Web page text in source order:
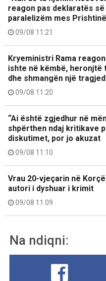
reagon pas deklaratës
paralelizëm mes
09/08 11:21
Kryeministri Rama
ishte në këmbë, heronjtë
dhe shmangën një
09/08 11:20
“Ai është zgjedhur në
shpërthen ndaj kritikave
diskutimet, por jo akuzat
09/08 11:10
Vrau 20-vjeçarin në
autori i dyshuar i krimit
09/08 11:09
Na ndiqni: